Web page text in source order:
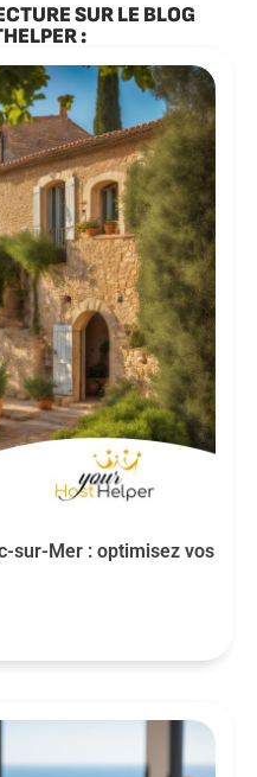
SUR LE BLOG
:
sur-Mer : optimisez vos